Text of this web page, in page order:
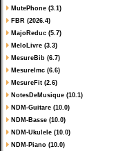
MutePhone (3.1)
FBR (2026.4)
MajoReduc (5.7)
MeloLivre (3.3)
MesureBib (6.7)
MesureImc (6.6)
MesureFit (2.6)
NotesDeMusique (10.1)
NDM-Guitare (10.0)
NDM-Basse (10.0)
NDM-Ukulele (10.0)
NDM-Piano (10.0)